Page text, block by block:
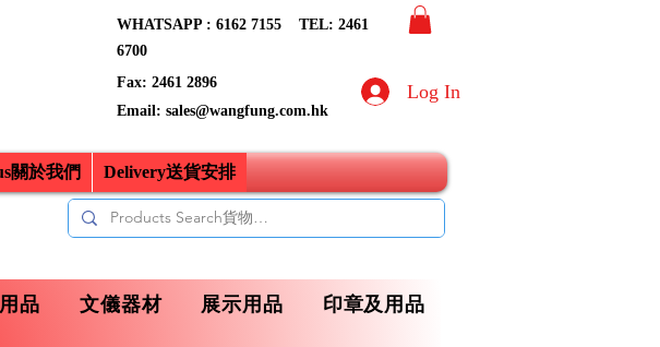
WHATSAPP : 6162 7155​ TEL: 2461
6700
Fax: 2461 2896
Email: sales@wangfung.com.hk
Log In
關於我們 Delivery送貨安排
品 文儀器材 展示用品 印章及用品